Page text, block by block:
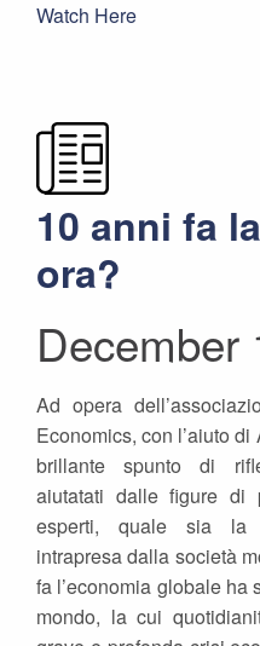
Watch Here
10 anni fa
ora?
December
Ad opera
Economics, con l’aiuto
brillante spunto di
aiutatati dalle figure di
esperti, quale sia la
intrapresa dalla società
fa l’economia globale
mondo, la cui